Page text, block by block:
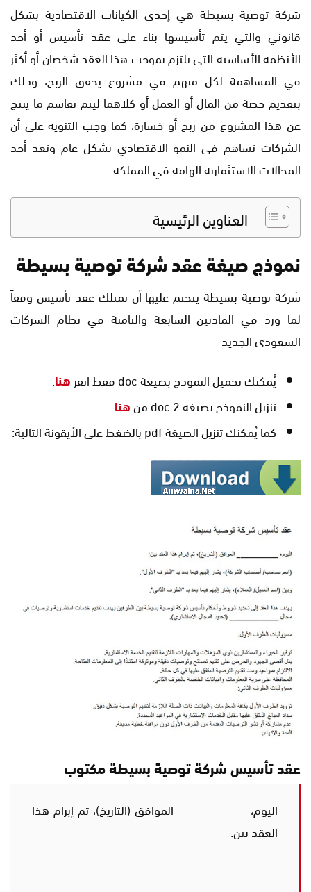
شركة توصية بسيطة هي إحدى الكيانات الاقتصادية بشكل
قانوني والتي يتم تأسيسها بناء على عقد تأسيس أو أحد
الأنظمة الأساسية التي يلتزم بموجب هذا العقد شخصان أو أكثر
في المساهمة لكل منهم في مشروع يحقق الربح، وذلك
بتقديم حصة من المال أو العمل أو كلاهما ليتم تقاسم ما ينتج
عن هذا المشروع من ربح أو خسارة، كما وجب التنويه على أن
الشركات تساهم في النمو الاقتصادي بشكل عام وتعد أحد
المجالات الاستثمارية الهامة في المملكة.
العناوين الرئيسية
نموذج صيغة عقد شركة توصية بسيطة
شركة توصية بسيطة يتحتم عليها أن تمتلك عقد تأسيس وفقاً
لما ورد في المادتين السابعة والثامنة في نظام الشركات
السعودي الجديد
يُمكنك تحميل النموذج بصيغة doc فقط انقر
هنا.
تنزيل النموذج بصيغة doc 2 من
هنا.
كما يُمكنك تنزيل الصيغة pdf بالضغط على الأيقونة التالية:
عقد تأسيس شركة توصية بسيطة مكتوب
اليوم، ___________ الموافق (التاريخ)، تم إبرام هذا
العقد بين: